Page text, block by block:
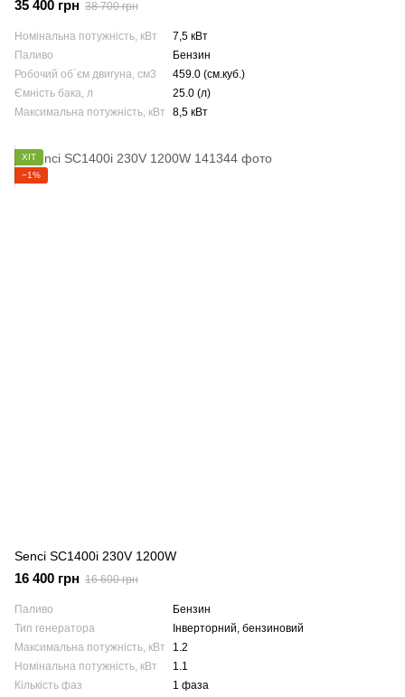
35 400 грн 38 700 грн
Номінальна потужність, кВт
7,5 кВт
Паливо
Бензин
Робочий об`єм двигуна, см3
459.0 (см.куб.)
Ємність бака, л
25.0 (л)
Максимальна потужність, кВт
8,5 кВт
ХІТ
−1%
Senci SC1400i 230V 1200W
16 400 грн 16 600 грн
Паливо
Бензин
Тип генератора
Інверторний, бензиновий
Максимальна потужність, кВт
1.2
Номінальна потужність, кВт
1.1
Кількість фаз
1 фаза